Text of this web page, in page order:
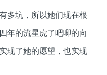
多坑，所以她们现在根
年的流星虎了吧唧的向
现了她的愿望，也实现